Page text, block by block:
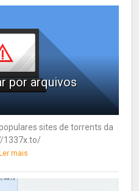
por arquivos
sites de torrents da
1337x.to/
Ler mais